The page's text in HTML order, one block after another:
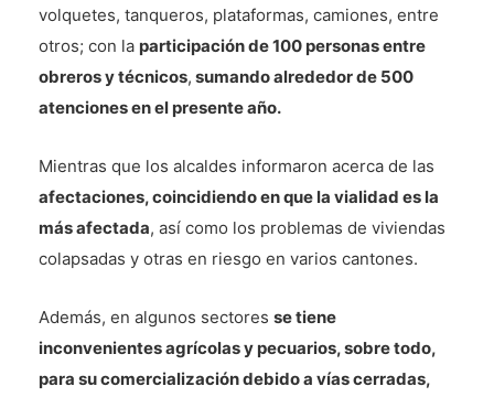
volquetes, tanqueros, plataformas, camiones, entre
otros; con la participación de 100 personas entre
obreros y técnicos, sumando alrededor de 500
atenciones en el presente año.
Mientras que los alcaldes informaron acerca de las
afectaciones, coincidiendo en que la vialidad es la
más afectada, así como los problemas de viviendas
colapsadas y otras en riesgo en varios cantones.
Además, en algunos sectores se tiene
inconvenientes agrícolas y pecuarios, sobre todo,
para su comercialización debido a vías cerradas,